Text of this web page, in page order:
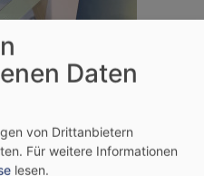
Daten
von Drittanbietern
Für weitere Informationen
lesen.